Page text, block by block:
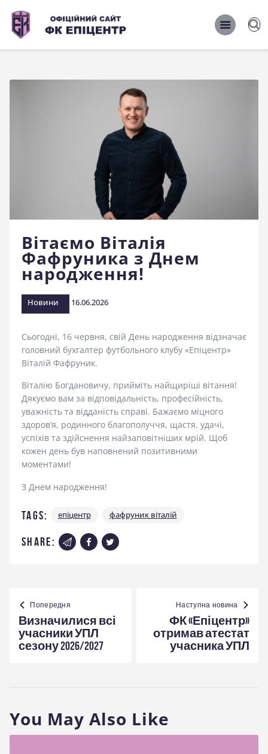
ОФІЦІЙНИЙ САЙТ ФК ЕПІЦЕНТР
ОФІЦІЙНИЙ САЙТ ФК ЕПІЦЕНТР
Матчі 2026/2027
Клуб
Фан-шоп
Правила поведінки на
стадіоні
Вітаємо Віталія
Фафруника з Днем
народження!
Новини 16.06.2026
Сьогодні, 16 червня, свій День народження відзначає
головний бухгалтер футбольного клубу «Епіцентр»
Віталій Фафруник.
Віталію Богдановичу, прийміть найщиріші вітання!
Дякуємо вам за відповідальність, професійність,
уважність та відданість справі. Бажаємо міцного
здоров’я, родинного благополуччя, щастя, удачі,
успіхів та здійснення найзаповітніших мрій. Щоб
кожен день був наповнений позитивними
моментами!
З Днем народження!
Tags: епіцентр фафруник віталій
share:
Навігація
записів
Попередня
Визначилися всі
учасники УПЛ
сезону 2026/2027
Наступна новина
ФК «Епіцентр»
отримав атестат
учасника УПЛ
You May Also Like